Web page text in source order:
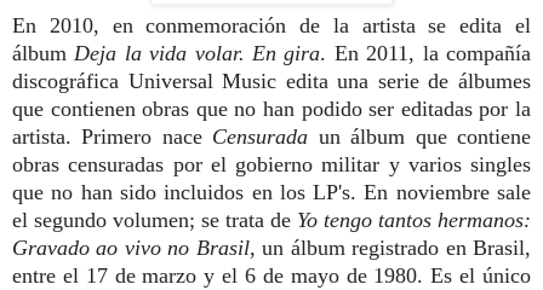
En 2010, en conmemoración de la artista se edita el
álbumDeja la vida volar. En gira. En 2011, la compañía
discográfica Universal Music edita una serie de álbumes
que contienen obras que no han podido ser editadas por la
artista. Primero nace Censurada un álbum que contiene
obras censuradas por el gobierno militar y varios singles
que no han sido incluidos en los LP's. En noviembre sale
el segundo volumen; se trata de Yo tengo tantos hermanos:
Gravado ao vivo no Brasil, un álbum registrado en Brasil,
entre el 17 de marzo y el 6 de mayo de 1980. Es el único